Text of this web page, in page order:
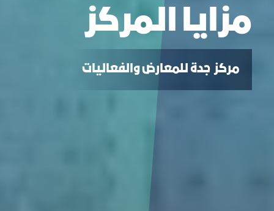
مزايا المركز
مركز جدة للمعارض والفعاليات